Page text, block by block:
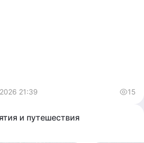
21:39 15
и путешествия